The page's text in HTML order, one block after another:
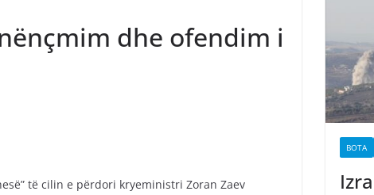
dhe ofendim i
të cilin e përdori kryeministri Zoran Zaev
BOTA